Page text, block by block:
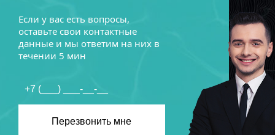
Если у вас есть вопросы,
оставьте свои контактные
данные и мы ответим на них в
течении 5 мин